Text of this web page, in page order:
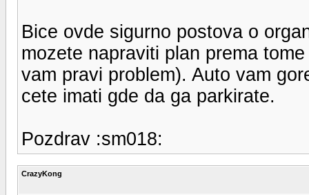
Bice ovde sigurno postova o
mozete napraviti plan prema
vam pravi problem). Auto vam
cete imati gde da ga parkirate.
Pozdrav :sm018:
CrazyKong